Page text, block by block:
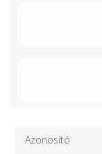
Azonosító